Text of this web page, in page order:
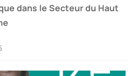
dans le Secteur du Haut